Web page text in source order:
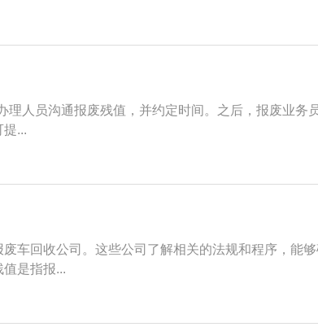
人员沟通报废残值，并约定时间。之后，报废业务
...
车回收公司。这些公司了解相关的法规和程序，能
是指报...